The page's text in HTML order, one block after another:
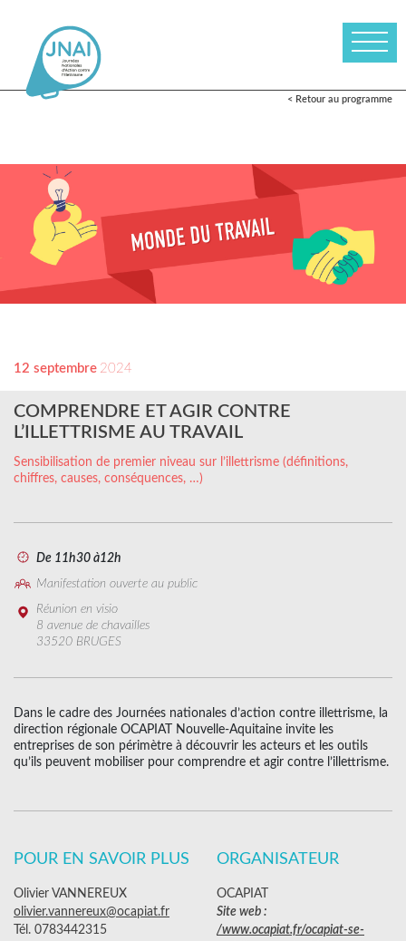
< Retour au programme
12 septembre 2024
COMPRENDRE ET AGIR CONTRE
L’ILLETTRISME AU TRAVAIL
Sensibilisation de premier niveau sur l’illettrisme (définitions,
chiffres, causes, conséquences, …)
De 11h30 à12h
Manifestation ouverte au public
Réunion en visio
8 avenue de chavailles
33520 BRUGES
Dans le cadre des Journées nationales d’action contre illettrisme, la
direction régionale OCAPIAT Nouvelle-Aquitaine invite les
entreprises de son périmètre à découvrir les acteurs et les outils
qu’ils peuvent mobiliser pour comprendre et agir contre l’illettrisme.
POUR EN SAVOIR PLUS
Olivier VANNEREUX
olivier.vannereux@ocapiat.fr
Tél. 0783442315
ORGANISATEUR
OCAPIAT
Site web :
/www.ocapiat.fr/ocapiat-se-